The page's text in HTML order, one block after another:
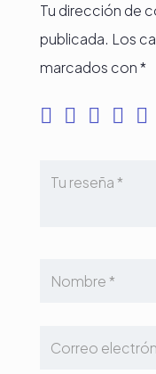
Tu dirección de
publicada. Los
marcados con*